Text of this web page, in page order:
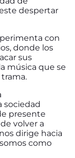
despertar
con
donde los
sus
música que se
sociedad
presente
volver a
dirige hacia
como